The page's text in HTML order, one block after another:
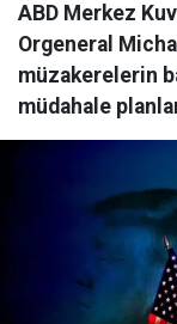
ABD Merkez
Orgeneral
müzakerelerin
müdahale